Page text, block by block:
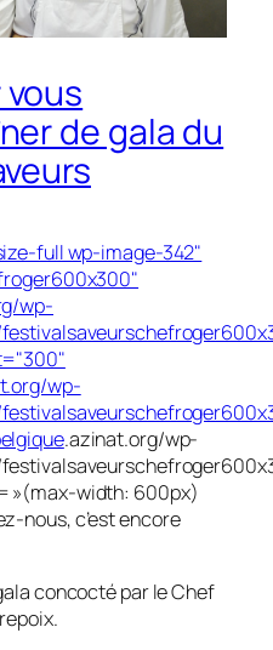
de gala du
full wp-image-342"
wp-
wp-
.azinat.org/wp-
»(max-width: 600px)
nous, c’est encore
concocté par le Chef